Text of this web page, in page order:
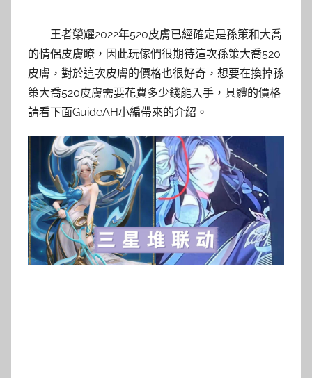
王者榮耀2022年520皮膚已經確定是孫策和大喬
的情侶皮膚瞭，因此玩傢們很期待這次孫策大喬520
皮膚，對於這次皮膚的價格也很好奇，想要在換掉孫
策大喬520皮膚需要花費多少錢能入手，具體的價格
請看下面GuideAH小編帶來的介紹。